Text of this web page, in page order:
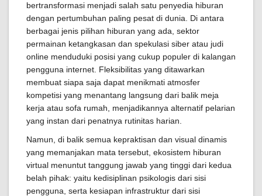
bertransformasi menjadi salah satu penyedia hiburan
dengan pertumbuhan paling pesat di dunia. Di antara
berbagai jenis pilihan hiburan yang ada, sektor
permainan ketangkasan dan spekulasi siber atau judi
online menduduki posisi yang cukup populer di kalangan
pengguna internet. Fleksibilitas yang ditawarkan
membuat siapa saja dapat menikmati atmosfer
kompetisi yang menantang langsung dari balik meja
kerja atau sofa rumah, menjadikannya alternatif pelarian
yang instan dari penatnya rutinitas harian.
Namun, di balik semua kepraktisan dan visual dinamis
yang memanjakan mata tersebut, ekosistem hiburan
virtual menuntut tanggung jawab yang tinggi dari kedua
belah pihak: yaitu kedisiplinan psikologis dari sisi
pengguna, serta kesiapan infrastruktur dari sisi